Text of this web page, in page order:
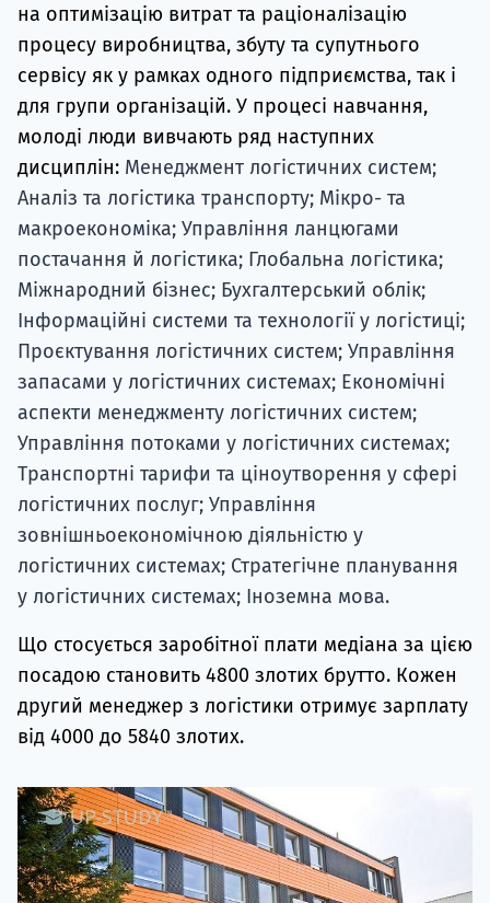
на оптимізацію витрат та раціоналізацію
процесу виробництва, збуту та супутнього
сервісу як у рамках одного підприємства, так і
для групи організацій. У процесі навчання,
молоді люди вивчають ряд наступних
дисциплін: Менеджмент логістичних систем;
Аналіз та логістика транспорту; Мікро- та
макроекономіка; Управління ланцюгами
постачання й логістика; Глобальна логістика;
Міжнародний бізнес; Бухгалтерський облік;
Інформаційні системи та технології у логістиці;
Проєктування логістичних систем; Управління
запасами у логістичних системах; Економічні
аспекти менеджменту логістичних систем;
Управління потоками у логістичних системах;
Транспортні тарифи та ціноутворення у сфері
логістичних послуг; Управління
зовнішньоекономічною діяльністю у
логістичних системах; Стратегічне планування
у логістичних системах; Іноземна мова.
Що стосується заробітної плати медіана за цією
посадою становить 4800 злотих брутто. Кожен
другий менеджер з логістики отримує зарплату
від 4000 до 5840 злотих.